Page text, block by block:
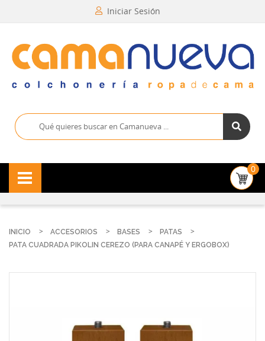
Iniciar Sesión
0
INICIO ACCESORIOS BASES
PATAS
PATA CUADRADA PIKOLIN CEREZO (PARA CANAPÉ Y ERGOBOX)